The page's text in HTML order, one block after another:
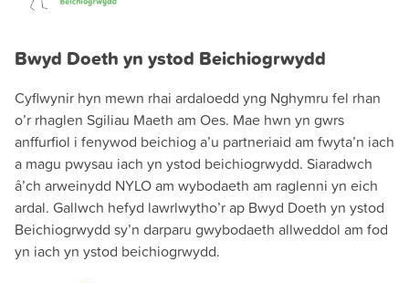
Bwyd Doeth yn ystod Beichiogrwydd
Cyflwynir hyn mewn rhai ardaloedd yng Nghymru fel rhan
o’r rhaglen Sgiliau Maeth am Oes. Mae hwn yn gwrs
anffurfiol i fenywod beichiog a’u partneriaid am fwyta’n iach
a magu pwysau iach yn ystod beichiogrwydd. Siaradwch
â’ch arweinydd NYLO am wybodaeth am raglenni yn eich
ardal. Gallwch hefyd lawrlwytho’r ap Bwyd Doeth yn ystod
Beichiogrwydd sy’n darparu gwybodaeth allweddol am fod
yn iach yn ystod beichiogrwydd.